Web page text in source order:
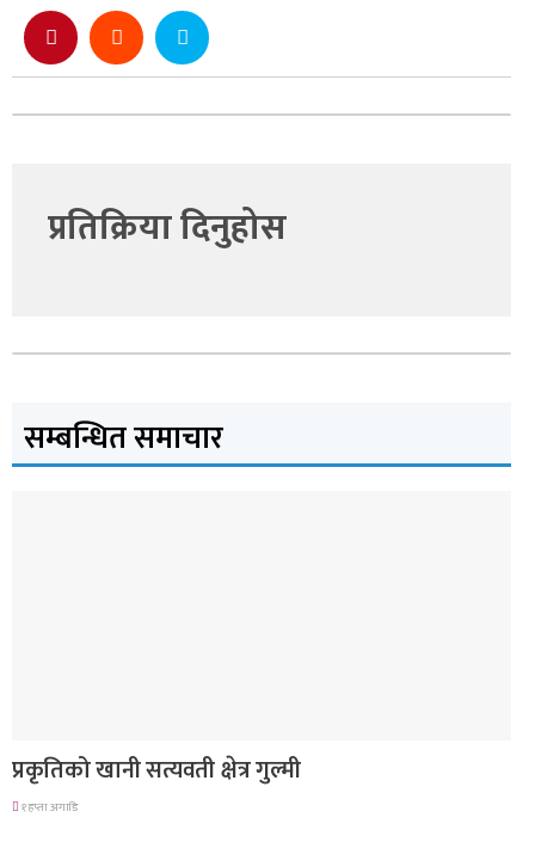
प्रतिक्रिया दिनुहोस
सम्बन्धित समाचार
प्रकृतिको खानी सत्यवती क्षेत्र गुल्मी
१ हप्ता अगाडि